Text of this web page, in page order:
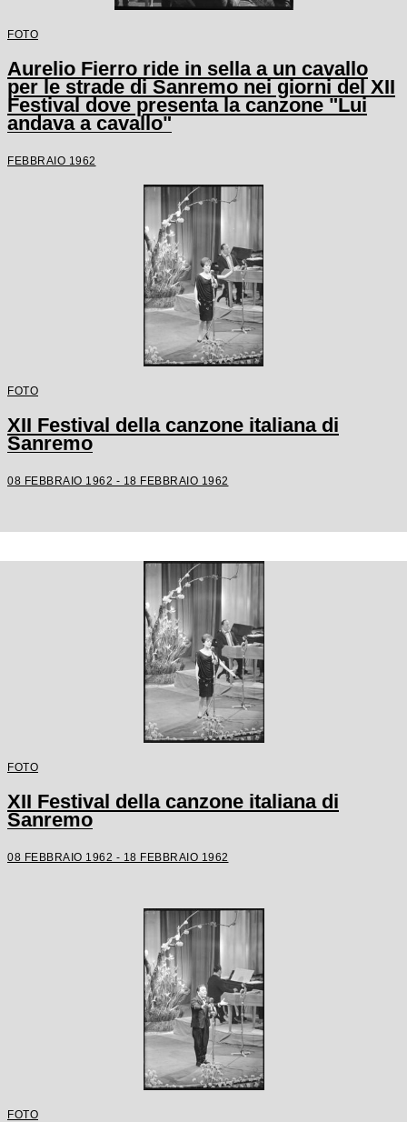
FOTO
Aurelio Fierro ride in sella a un cavallo
per le strade di Sanremo nei giorni del XII
Festival dove presenta la canzone "Lui
andava a cavallo"
FEBBRAIO 1962
FOTO
XII Festival della canzone italiana di
Sanremo
08 FEBBRAIO 1962 - 18 FEBBRAIO 1962
FOTO
XII Festival della canzone italiana di
Sanremo
08 FEBBRAIO 1962 - 18 FEBBRAIO 1962
FOTO